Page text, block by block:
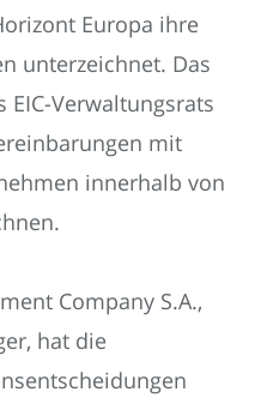
Europa ihre
unterzeichnet. Das
EIC-Verwaltungsrats
mit
innerhalb von
Company S.A.,
hat die